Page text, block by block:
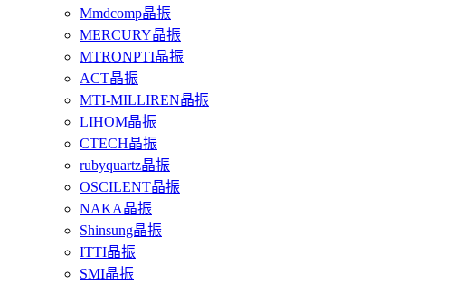
Mmdcomp晶振
MERCURY晶振
MTRONPTI晶振
ACT晶振
MTI-MILLIREN晶振
LIHOM晶振
CTECH晶振
rubyquartz晶振
OSCILENT晶振
NAKA晶振
Shinsung晶振
ITTI晶振
SMI晶振